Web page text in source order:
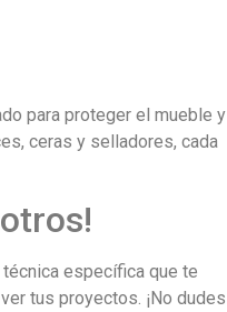
para proteger el mueble y
ceras y selladores, cada
específica que te
tus proyectos. ¡No dudes